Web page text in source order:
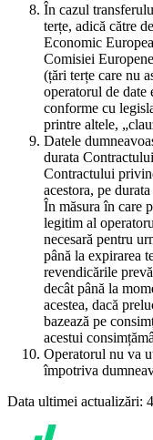
În cazul
terțe, adică către
Economic
Comisiei
(țări terțe care nu
operatorul de date
conforme cu
printre altele,
Datele
durata
Contractului
acestora, pe
În măsura în care
legitim al
necesară pentru
până la expirarea
revendicările
decât până la
acestea, dacă
bazează pe
acestui
Operatorul nu va
împotriva
Data ultimei actualizări: